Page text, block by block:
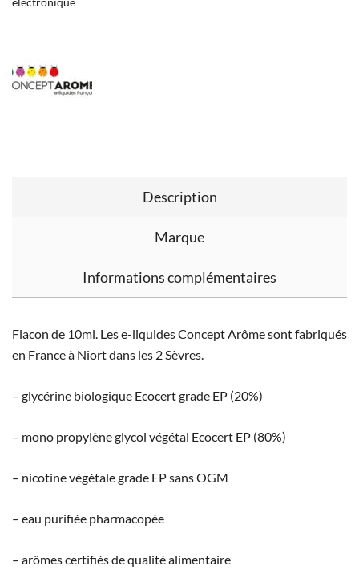
Description
Marque
Informations complémentaires
Flacon de 10ml. Les e-liquides Concept Arôme sont fabriqués
en France à Niort dans les 2 Sèvres.
– glycérine biologique Ecocert grade EP (20%)
– mono propylène glycol végétal Ecocert EP (80%)
– nicotine végétale grade EP sans OGM
– eau purifiée pharmacopée
– arômes certifiés de qualité alimentaire